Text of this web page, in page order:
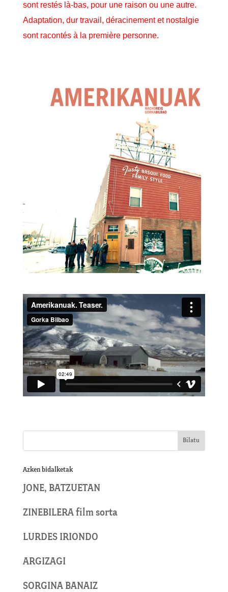
sont restés là-bas, pour une raison ou une autre.
Adaptation, dur travail, déracinement et nostalgie
sont racontés à la première personne.
Azken bidalketak
JONE, BATZUETAN
ZINEBILERA film sorta
LURDES IRIONDO
ARGIZAGI
SORGINA BANAIZ